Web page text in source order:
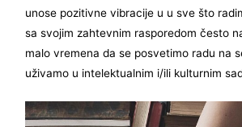
unose pozitivne vibracije u u sve što
sa svojim zahtevnim rasporedom često
malo vremena da se posvetimo radu na
uživamo u intelektualnim i/ili kulturnim